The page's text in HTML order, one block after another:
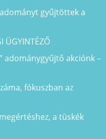
adományt gyűjtöttek a
ÜGYINTÉZŐ
adománygyűjtő akciónk –
fókuszban az
a tüskék